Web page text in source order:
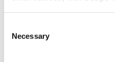
Selection
Necessary
19 kr